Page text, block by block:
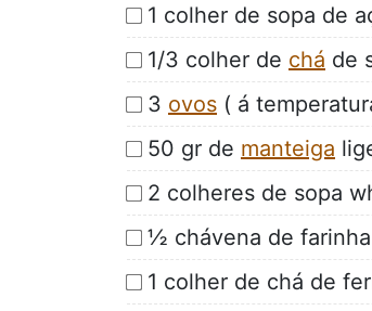
1 colher de sopa de
1/3 colher de chá de
3 ovos ( á
50 gr de manteiga
2 colheres de sopa
½ chávena de farinha
1 colher de chá de